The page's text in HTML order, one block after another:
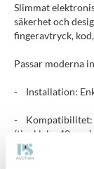
Slimmat
säkerhet och
fingeravtryck,
Passar moderna
- Installation:
- Kompatibilitet:
(tjocklek ≥40 mm)
-